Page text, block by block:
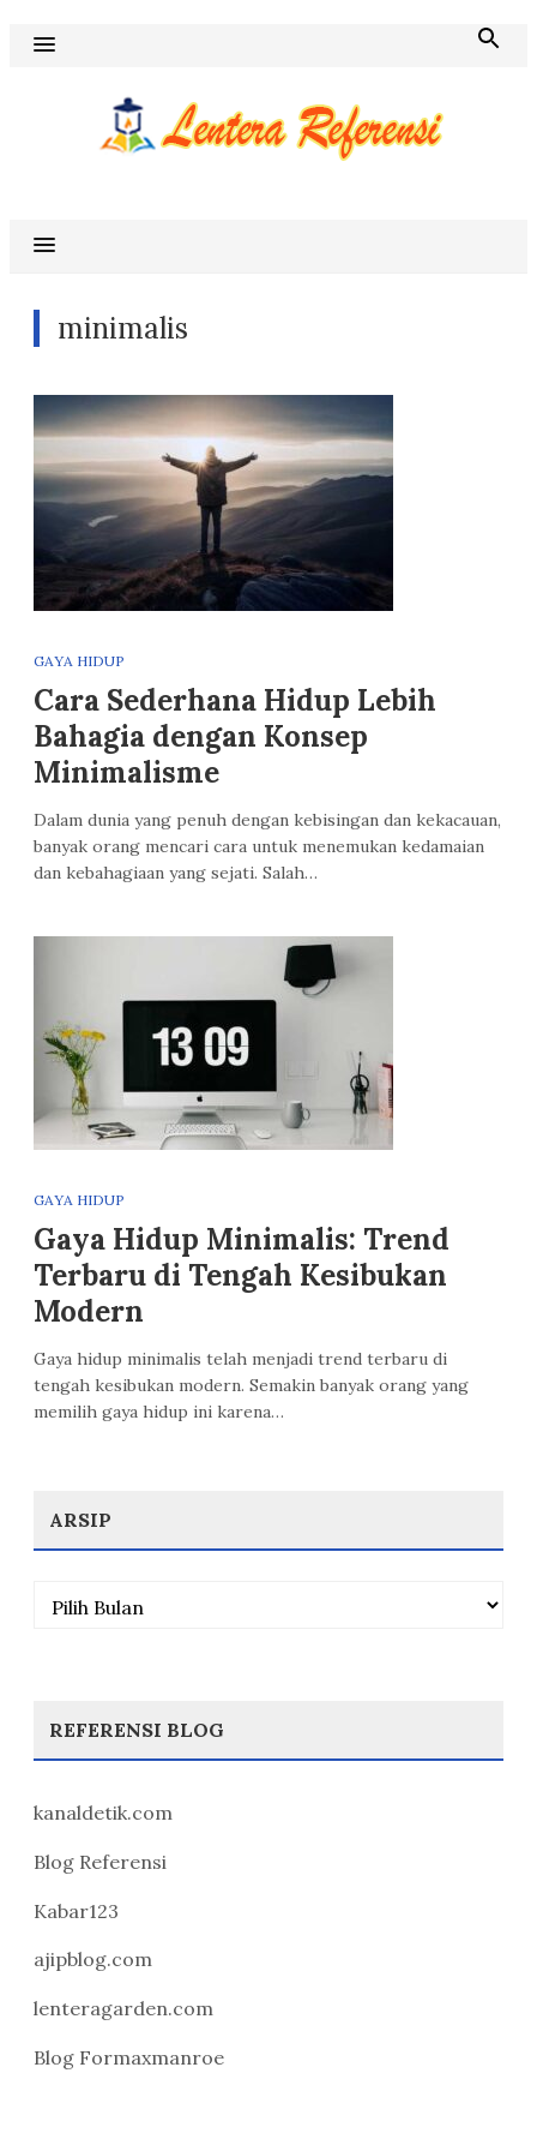
Skip
minimalis
GAYA HIDUP
Cara Sederhana Hidup Lebih
Bahagia dengan Konsep
Minimalisme
Dalam dunia yang penuh dengan kebisingan dan kekacauan,
banyak orang mencari cara untuk menemukan kedamaian
dan kebahagiaan yang sejati. Salah…
GAYA HIDUP
Gaya Hidup Minimalis: Trend
Terbaru di Tengah Kesibukan
Modern
Gaya hidup minimalis telah menjadi trend terbaru di
tengah kesibukan modern. Semakin banyak orang yang
memilih gaya hidup ini karena…
ARSIP
Arsip
REFERENSI BLOG
kanaldetik.com
Blog Referensi
Kabar123
ajipblog.com
lenteragarden.com
Blog Formaxmanroe